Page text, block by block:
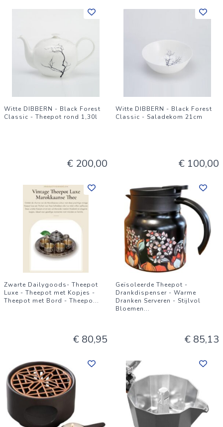
Witte DIBBERN - Black Forest
Classic - Theepot rond 1,30l
€ 200,00
Witte DIBBERN - Black Forest
Classic - Saladekom 21cm
€ 100,00
Zwarte Dailygoods- Theepot
Luxe - Theepot met Kopjes -
Theepot met Bord - Theepo...
€ 80,95
Geïsoleerde Theepot -
Drankdispenser - Warme
Dranken Serveren - Stijlvol
Bloemen...
€ 85,13